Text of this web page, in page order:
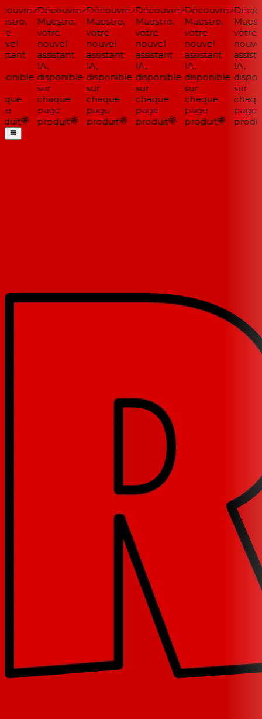
Découvrez
Maestro,
votre
nouvel
assistant
IA,
disponible
sur
chaque
page
produit
Découvrez
Maestro,
votre
nouvel
assistant
IA,
disponible
sur
chaque
page
produit
Découvrez
Maestro,
votre
nouvel
assistant
IA,
disponible
sur
chaque
page
produit
Découvrez
Maestro,
votre
nouvel
assistant
IA,
disponible
sur
chaque
page
produit
votre
nouvel
IA,
sur
page
produit